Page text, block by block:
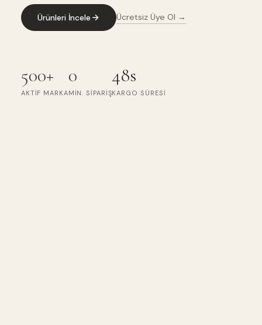
Ürünleri İncele Ücretsiz Üye Ol →
500+
AKTIF MARKA
0
MIN. SIPARIŞ
48s
KARGO SÜRESI